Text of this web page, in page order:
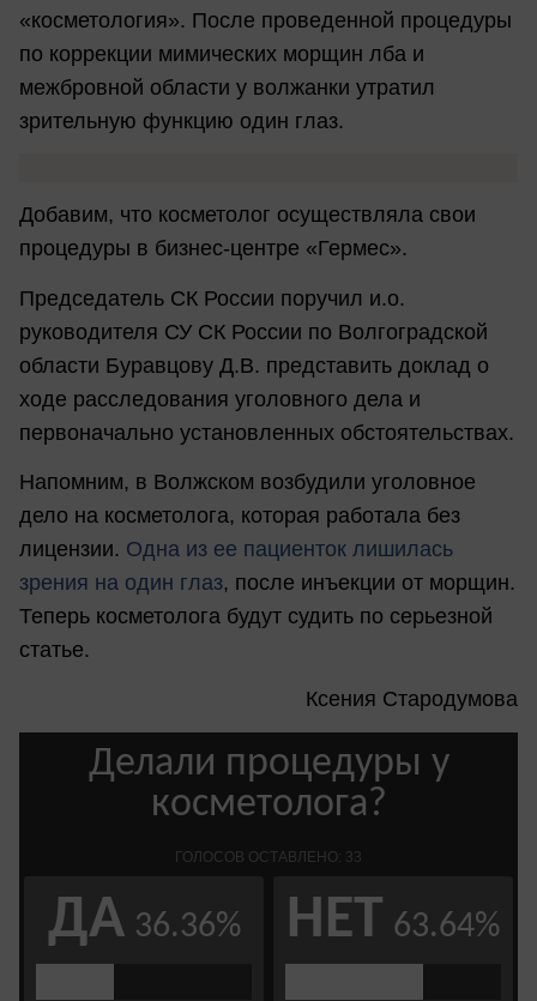
«косметология». После проведенной процедуры
по коррекции мимических морщин лба и
межбровной области у волжанки утратил
зрительную функцию один глаз.
Добавим, что косметолог осуществляла свои
процедуры в бизнес-центре «Гермес».
Председатель СК России поручил и.о.
руководителя СУ СК России по Волгоградской
области Буравцову Д.В. представить доклад о
ходе расследования уголовного дела и
первоначально установленных обстоятельствах.
Напомним, в Волжском возбудили уголовное
дело на косметолога, которая работала без
лицензии. Одна из ее пациенток лишилась
зрения на один глаз, после инъекции от морщин.
Теперь косметолога будут судить по серьезной
статье.
Ксения Стародумова